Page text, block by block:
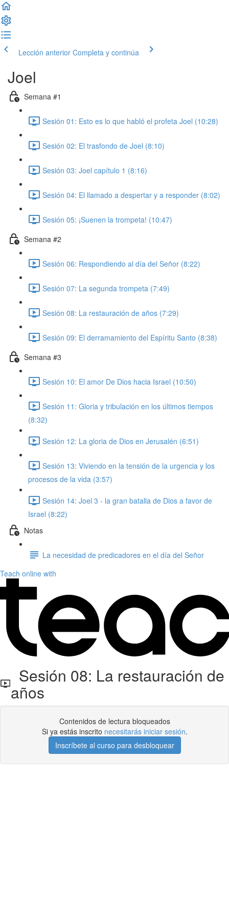
Lección anterior Completa y continúa
Joel
Semana #1
Sesión 01: Esto es lo que habló el profeta Joel (10:28)
Sesión 02: El trasfondo de Joel (8:10)
Sesión 03: Joel capítulo 1 (8:16)
Sesión 04: El llamado a despertar y a responder (8:02)
Sesión 05: ¡Suenen la trompeta! (10:47)
Semana #2
Sesión 06: Respondiendo al día del Señor (8:22)
Sesión 07: La segunda trompeta (7:49)
Sesión 08: La restauración de años (7:29)
Sesión 09: El derramamiento del Espíritu Santo (8:38)
Semana #3
Sesión 10: El amor De Dios hacia Israel (10:50)
Sesión 11: Gloria y tribulación en los últimos tiempos
(8:32)
Sesión 12: La gloria de Dios en Jerusalén (6:51)
Sesión 13: Viviendo en la tensión de la urgencia y los
procesos de la vida (3:57)
Sesión 14: Joel 3 - la gran batalla de Dios a favor de
Israel (8:22)
Notas
La necesidad de predicadores en el día del Señor
Teach online with
Sesión 08: La restauración de
años
Contenidos de lectura bloqueados
Si ya estás inscrito necesitarás iniciar sesión.
Inscríbete al curso para desbloquear